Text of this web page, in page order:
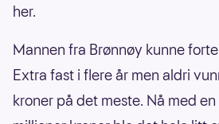
her.
Mannen fra Brønnøy kunne
Extra fast i flere år men aldri
kroner på det meste. Nå med